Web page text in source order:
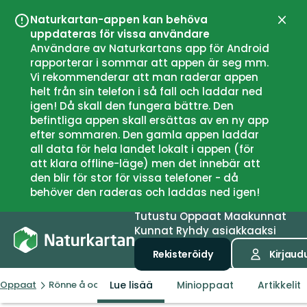
Naturkartan-appen kan behöva
uppdateras för vissa användare
Användare av Naturkartans app för Android
rapporterar i sommar att appen är seg mm.
Vi rekommenderar att man raderar appen
helt från sin telefon i så fall och laddar ned
igen! Då skall den fungera bättre. Den
befintliga appen skall ersättas av en ny app
efter sommaren. Den gamla appen laddar
all data för hela landet lokalt i appen (för
att klara offline-läge) men det innebär att
den blir för stor för vissa telefoner - då
behöver den raderas och laddas ned igen!
Sulje
TutustuOppaatMaakunnat
Kunnat Ryhdy asiakkaaksi
Rekisteröidy
Oppaat Rönne å och Ringsjön
Lue lisää Minioppaat Artikkelit